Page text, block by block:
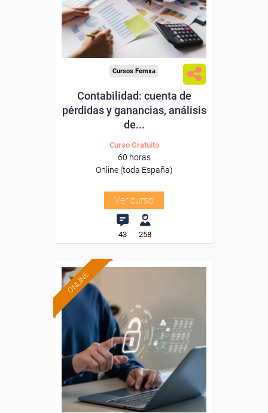
Sector
-Industria Química.
Cursos Femxa
Contabilidad: cuenta de
pérdidas y ganancias, análisis
de...
Curso Gratuito
60 horas
Online (toda España)
Ver curso
43 258
ONLINE
Formación 100%
subvencionada.
Para desempleados,
trabajadores y autónomos.
Sector
-Servicios a las Empresas.